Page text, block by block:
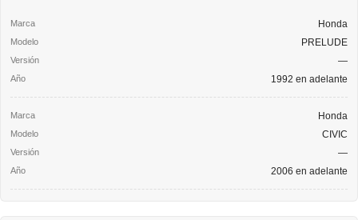
Honda
PRELUDE
—
1992 en adelante
Honda
CIVIC
—
2006 en adelante